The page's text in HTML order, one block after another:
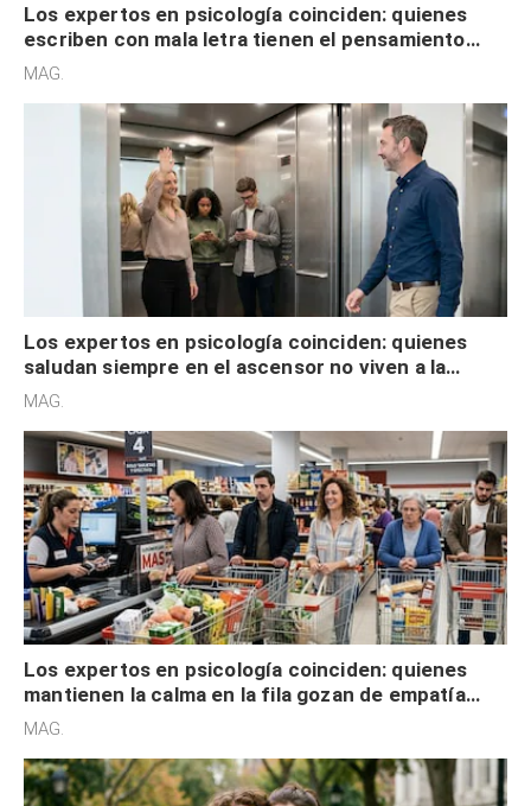
Los expertos en psicología coinciden: quienes
escriben con mala letra tienen el pensamiento
acelerado y no lo hacen por desinterés
MAG.
Los expertos en psicología coinciden: quienes
saludan siempre en el ascensor no viven a la
defensiva y tienen apertura social
MAG.
Los expertos en psicología coinciden: quienes
mantienen la calma en la fila gozan de empatía
cognitiva, gratitud y no solo tienen autocontrol
MAG.